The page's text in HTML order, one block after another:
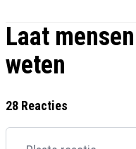
Laat
weten
28 Reacties